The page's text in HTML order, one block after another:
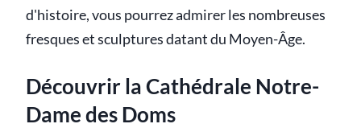
d'histoire, vous pourrez admirer les nombreuses
fresques et sculptures datant du Moyen-Âge.
Découvrir la Cathédrale Notre-
Dame des Doms